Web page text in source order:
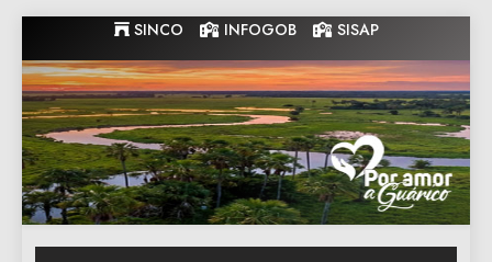
to
content
SINCO INFOGOB SISAP
Gobernacion
de Guarico
Gobernacion de Guarico